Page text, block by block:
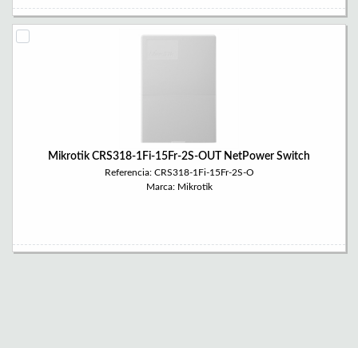
Mikrotik CRS318-1Fi-15Fr-2S-OUT NetPower Switch
Referencia: CRS318-1Fi-15Fr-2S-O
Marca: Mikrotik